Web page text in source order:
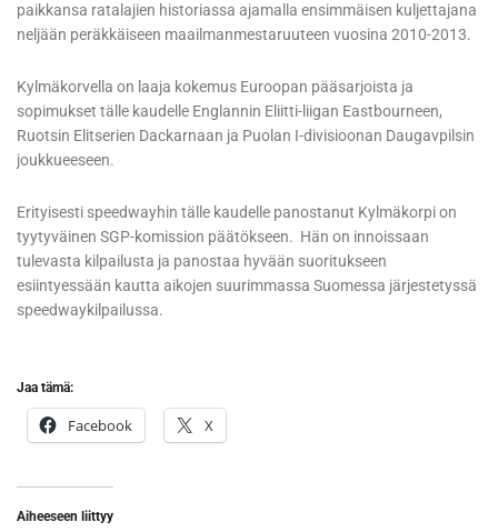
paikkansa ratalajien historiassa ajamalla ensimmäisen kuljettajana
neljään peräkkäiseen maailmanmestaruuteen vuosina 2010-2013.
Kylmäkorvella on laaja kokemus Euroopan pääsarjoista ja
sopimukset tälle kaudelle Englannin Eliitti-liigan Eastbourneen,
Ruotsin Elitserien Dackarnaan ja Puolan I-divisioonan Daugavpilsin
joukkueeseen.
Erityisesti speedwayhin tälle kaudelle panostanut Kylmäkorpi on
tyytyväinen SGP-komission päätökseen. Hän on innoissaan
tulevasta kilpailusta ja panostaa hyvään suoritukseen
esiintyessään kautta aikojen suurimmassa Suomessa järjestetyssä
speedwaykilpailussa.
Jaa tämä:
Facebook X
Aiheeseen liittyy